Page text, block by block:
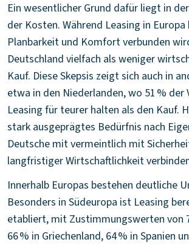
Ein wesentlicher Grund dafür liegt in
der Kosten. Während Leasing in
Planbarkeit und Komfort verbunden
Deutschland vielfach als weniger
Kauf. Diese Skepsis zeigt sich auch in
etwa in den Niederlanden, wo 51 % der
Leasing für teurer halten als den Kauf.
stark ausgeprägtes Bedürfnis nach
Deutsche mit vermeintlich mit
langfristiger Wirtschaftlichkeit
Innerhalb Europas bestehen deutliche
Besonders in Südeuropa ist Leasing
etabliert, mit Zustimmungswerten von
66 % in Griechenland, 64 % in Spanien